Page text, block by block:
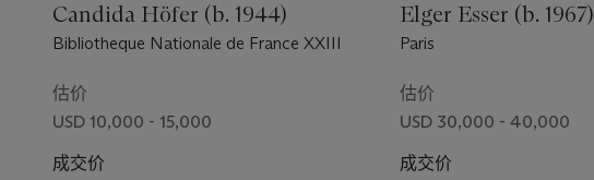
Candida Höfer (b. 1944)
Bibliotheque Nationale de France XXIII
估价
USD 10,000 - 15,000
成交价
Elger Esser (b. 1967)
Paris
估价
USD 30,000 - 40,000
成交价